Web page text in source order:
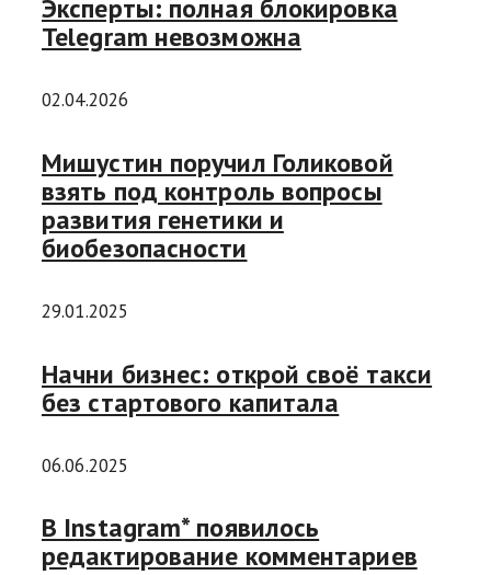
Эксперты: полная блокировка
Telegram невозможна
02.04.2026
Мишустин поручил Голиковой
взять под контроль вопросы
развития генетики и
биобезопасности
29.01.2025
Начни бизнес: открой своё такси
без стартового капитала
06.06.2025
В Instagram* появилось
редактирование комментариев